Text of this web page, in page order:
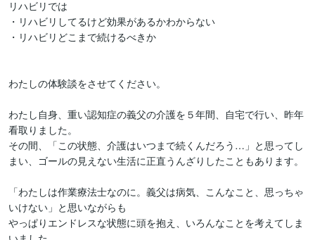
リハビリでは
・リハビリしてるけど効果があるかわからない
・リハビリどこまで続けるべきか
わたしの体験談をさせてください。
わたし自身、重い認知症の義父の介護を５年間、自宅で行い、昨年
看取りました。
その間、「この状態、介護はいつまで続くんだろう…」と思ってし
まい、ゴールの見えない生活に正直うんざりしたこともあります。
「わたしは作業療法士なのに。義父は病気、こんなこと、思っちゃ
いけない」と思いながらも
やっぱりエンドレスな状態に頭を抱え、いろんなことを考えてしま